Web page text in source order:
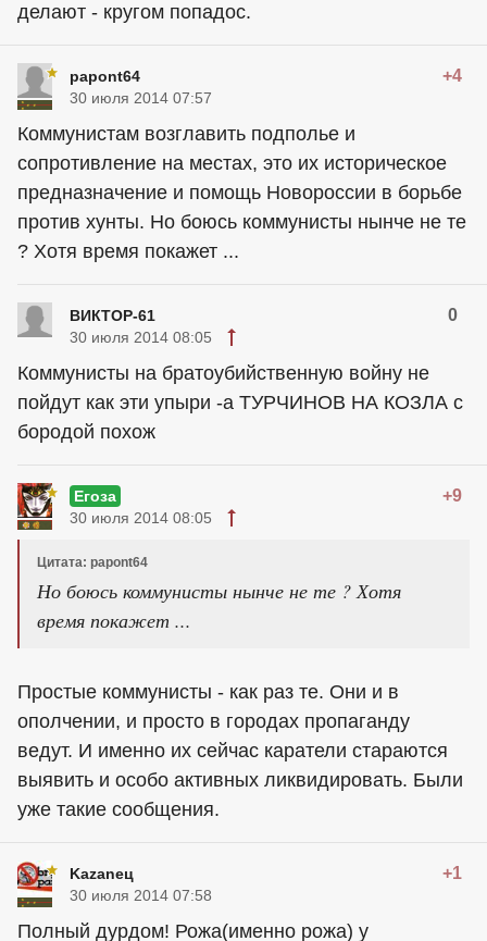
делают - кругом попадос.
papont64 +4
30 июля 2014 07:57
Коммунистам возглавить подполье и
сопротивление на местах, это их историческое
предназначение и помощь Новороссии в борьбе
против хунты. Но боюсь коммунисты нынче не те
? Хотя время покажет ...
ВИКТОР-61 0
30 июля 2014 08:05
Коммунисты на братоубийственную войну не
пойдут как эти упыри -а ТУРЧИНОВ НА КОЗЛА с
бородой похож
Егоза +9
30 июля 2014 08:05
Цитата: papont64
Но боюсь коммунисты нынче не те ? Хотя
время покажет ...
Простые коммунисты - как раз те. Они и в
ополчении, и просто в городах пропаганду
ведут. И именно их сейчас каратели стараются
выявить и особо активных ликвидировать. Были
уже такие сообщения.
Kazaneц +1
30 июля 2014 07:58
Полный дурдом! Рожа(именно рожа) у